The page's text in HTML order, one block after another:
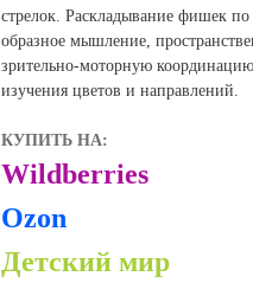
стрелок. Раскладывание фишек по
образное мышление,
зрительно-моторную
изучения цветов и направлений.
КУПИТЬ НА:
Wildberries
Ozon
Детский мир